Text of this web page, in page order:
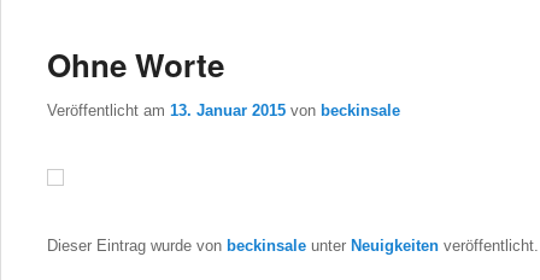
Ohne Worte
Veröffentlicht am 13. Januar 2015 von beckinsale
Dieser Eintrag wurde von beckinsale unter Neuigkeiten